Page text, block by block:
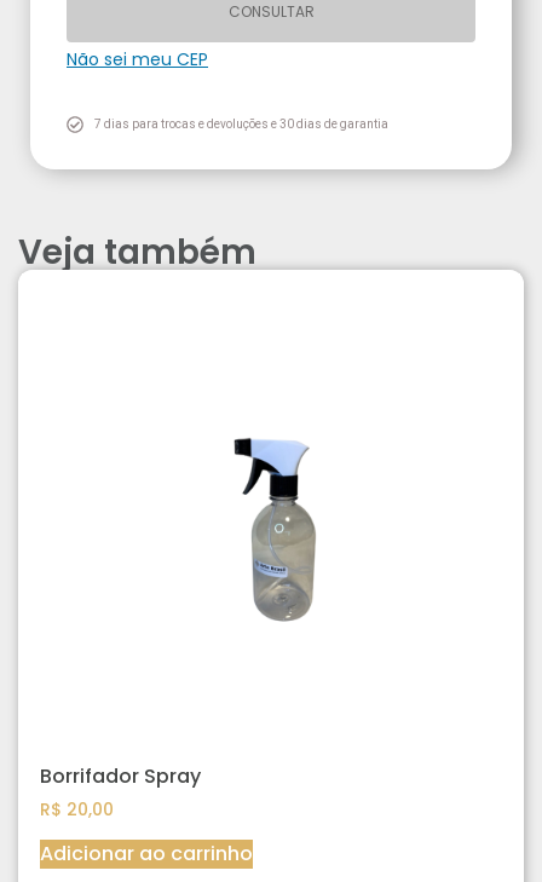
CONSULTAR
Não sei meu CEP
7 dias para trocas e devoluções e 30 dias de garantia
Veja também
Borrifador Spray
R$ 20,00
Adicionar ao carrinho